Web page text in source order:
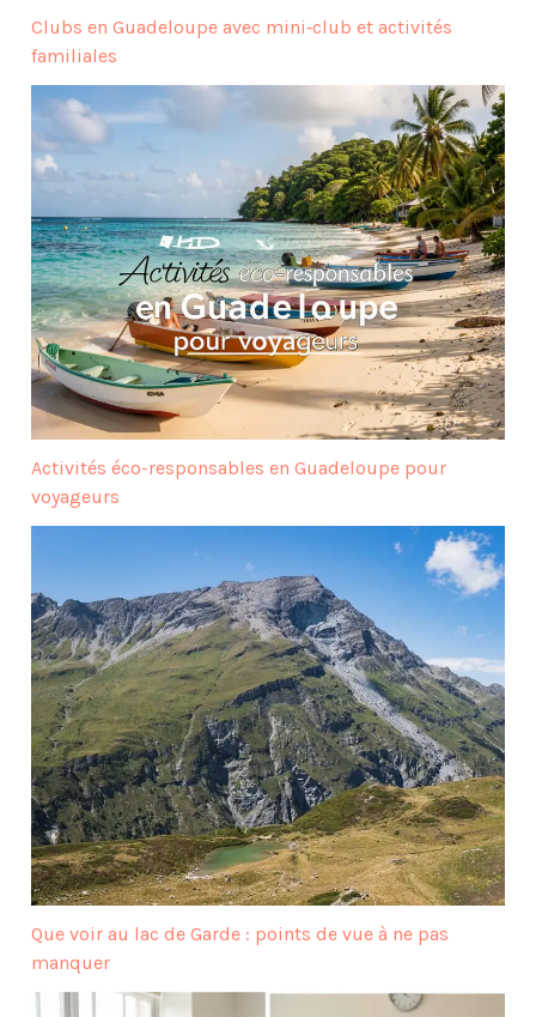
Clubs en Guadeloupe avec mini‑club et activités
familiales
Activités éco-responsables en Guadeloupe pour
voyageurs
Que voir au lac de Garde : points de vue à ne pas
manquer